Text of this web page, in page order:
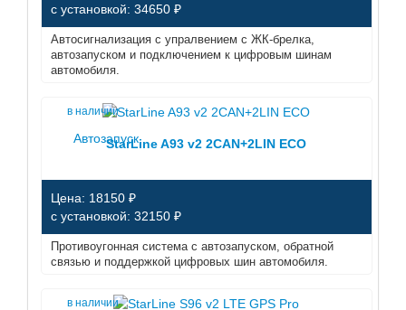
с установкой: 34650 ₽
Автосигнализация с упралвением с ЖК-брелка,
автозапуском и подключением к цифровым шинам
автомобиля.
в наличии
АвтозапускStarLine A93 v2 2CAN+2LIN ECO
Цена: 18150 ₽
с установкой: 32150 ₽
Противоугонная система с автозапуском, обратной
связью и поддержкой цифровых шин автомобиля.
в наличии